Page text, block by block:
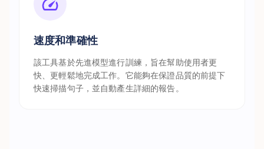
速度和準確性
該工具基於先進模型進行訓練，旨在幫助使用者更
快、更輕鬆地完成工作。它能夠在保證品質的前提下
快速掃描句子，並自動產生詳細的報告。